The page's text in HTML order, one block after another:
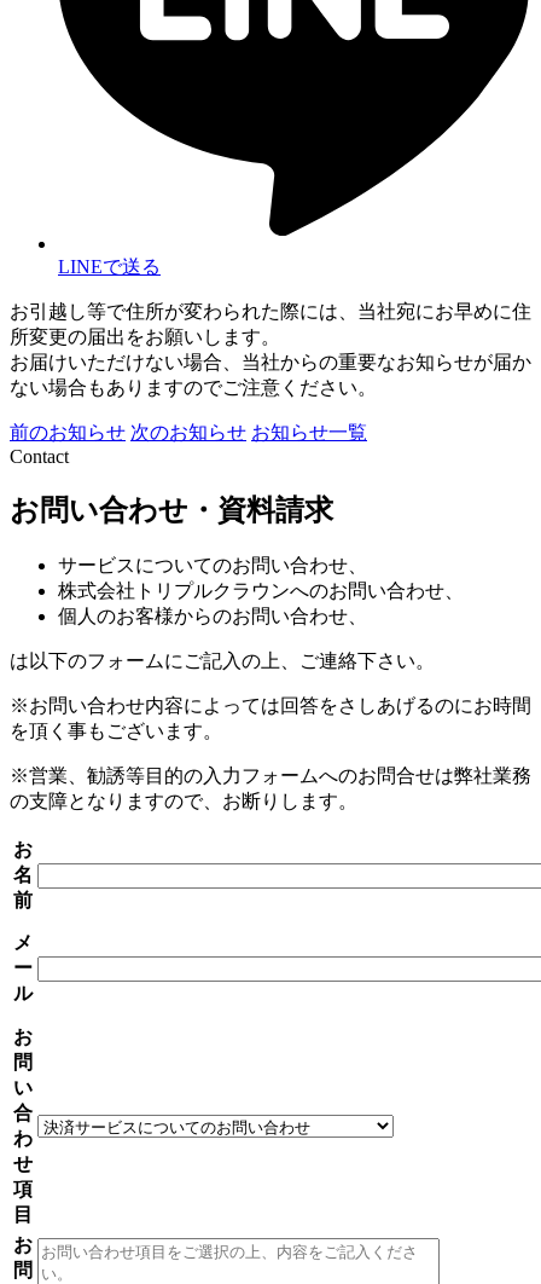
LINEで送る
お引越し等で住所が変わられた際には、当社宛にお早めに住
所変更の届出をお願いします。
お届けいただけない場合、当社からの重要なお知らせが届か
ない場合もありますのでご注意ください。
前のお知らせ 次のお知らせ お知らせ一覧
Contact
お問い合わせ・資料請求
サービスについてのお問い合わせ、
株式会社トリプルクラウンへのお問い合わせ、
個人のお客様からのお問い合わせ、
は以下のフォームにご記入の上、ご連絡下さい。
※お問い合わせ内容によっては回答をさしあげるのにお時間
を頂く事もございます。
※営業、勧誘等目的の入力フォームへのお問合せは弊社業務
の支障となりますので、お断りします。
お
名
前
メ
ー
ル
お
問
い
合
わ
せ
項
目
お
問